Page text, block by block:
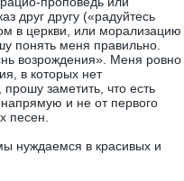
друг другу («радуйтесь
в церкви, или морализацию
понять меня правильно.
возрождения». Меня ровно
в которых нет
заметить, что есть
и не от первого
песен.
нуждаемся в красивых и